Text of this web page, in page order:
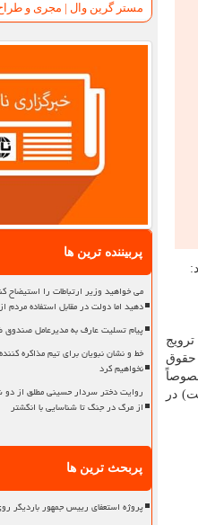
از حقوق
در
مستر گرین وال | مجری و طراح
پربیننده ترین ها
می خواهید وزیر ارتباطات را استیضاح
دهید اما دولت در مقابل استفاده مردم
پیام تسلیت عارف به مدیرعامل صندوق
خط و نشان نبویان برای تیم مذاکره
نخواهیم کرد
روایت دختر سردار حسینی مطلق از
از مرگ در جنگ تا شناسایی با انگشتر
پربحث ترین ها
پروژه استعفای رییس جمهور باردیگر